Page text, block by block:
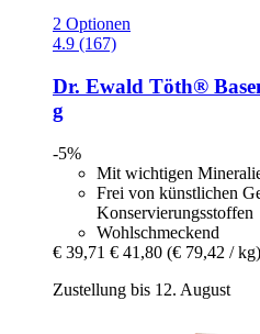
2 Optionen
4.9 (167)
Dr. Ewald Töth®
g
-5%
Mit wichtigen
Frei von künstlichen
Konservierungsstoffen
Wohlschmeckend
€ 39,71 € 41,80 (€ 79,42 / kg)
Zustellung bis 12. August